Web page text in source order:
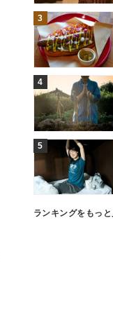
ランキングをもっ